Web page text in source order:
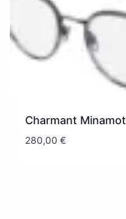
Charmant
280,00€